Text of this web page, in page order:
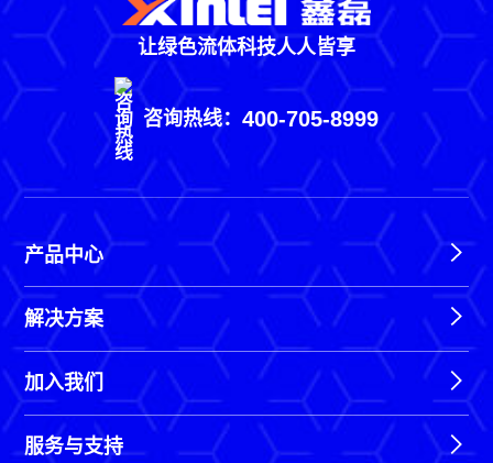
让绿色流体科技人人皆享
咨询热线： 400-705-8999
产品中心
解决方案
加入我们
服务与支持